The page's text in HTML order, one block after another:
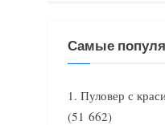
Самые
Пуловер с
(51 662)